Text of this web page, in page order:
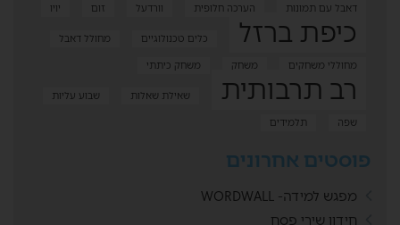
דאבל עם תמונות
הערכה חלופית וורדעל זום יויו
כיפת ברזל כלים טכנולוגיים
מחולל דאבל
מחוללי משחקים
משחק משחק כיתתי
רב תרבותית שאילת שאלות
שבוע עליות
שפה
תלמידים
פוסטים אחרונים
מפגש למידה- WORDWALL
חידון שירי פסח